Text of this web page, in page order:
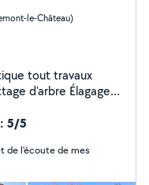
le-Château)
tout travaux
d'arbre Élagage
5/5
de l'écoute de mes